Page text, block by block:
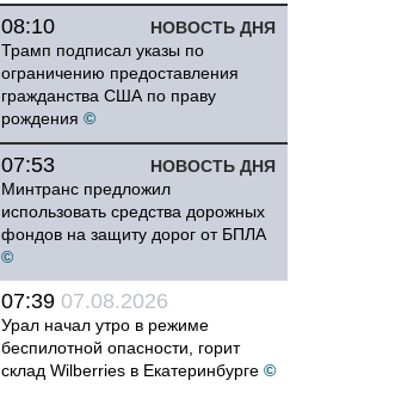
НОВОСТЬ ДНЯ
08:10
Трамп подписал указы по
ограничению предоставления
гражданства США по праву
рождения ©
НОВОСТЬ ДНЯ
07:53
Минтранс предложил
использовать средства дорожных
фондов на защиту дорог от БПЛА
©
07:39 07.08.2026
Урал начал утро в режиме
беспилотной опасности, горит
склад Wilberries в Екатеринбурге ©